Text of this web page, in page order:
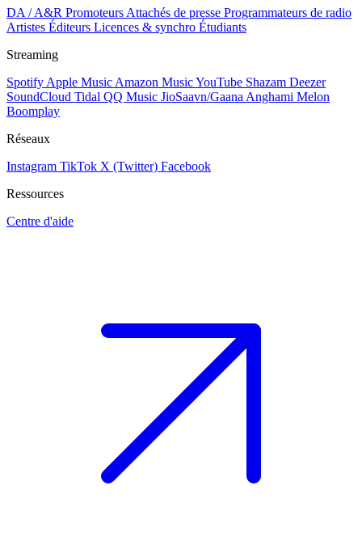
DA / A&R Promoteurs Attachés de presse Programmateurs de radio
Artistes Éditeurs Licences & synchro Étudiants
Streaming
Spotify Apple Music Amazon MusicYouTube Shazam Deezer
SoundCloud Tidal QQ Music JioSaavn/Gaana Anghami Melon
Boomplay
Réseaux
Instagram TikTok X (Twitter) Facebook
Ressources
Centre d'aide